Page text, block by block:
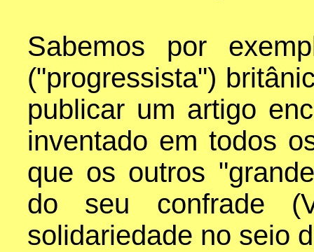
Sabemos por
("progressista")
publicar um artigo
inventado em todos
que os outros
do seu confrade
solidariedade no seio